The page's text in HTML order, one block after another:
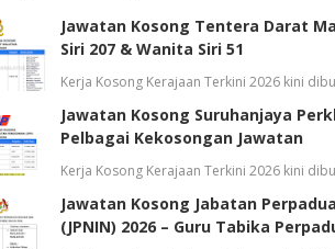
Jawatan Kosong Tentera Darat
Siri 207 & Wanita Siri 51
Kerja Kosong Kerajaan Terkini 2026 kini
Jawatan Kosong Suruhanjaya
Pelbagai Kekosongan Jawatan
Kerja Kosong Kerajaan Terkini 2026 kini
Jawatan Kosong Jabatan
(JPNIN) 2026 – Guru Tabika